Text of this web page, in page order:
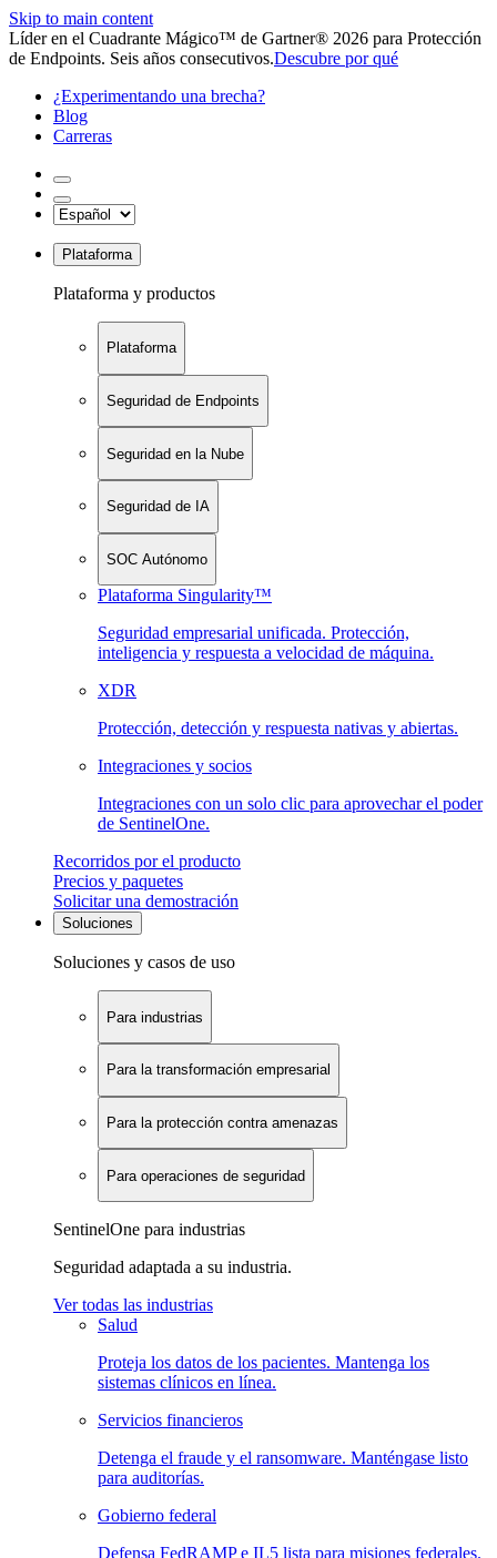
Skip to main content
Líder en el Cuadrante Mágico™ de Gartner® 2026 para Protección
de Endpoints. Seis años consecutivos.Descubre por qué
¿Experimentando una brecha?
Blog
Carreras
Plataforma
Plataforma y productos
Plataforma
Seguridad de Endpoints
Seguridad en la Nube
Seguridad de IA
SOC Autónomo
Plataforma Singularity™
Seguridad empresarial unificada. Protección,
inteligencia y respuesta a velocidad de máquina.
XDR
Protección, detección y respuesta nativas y abiertas.
Integraciones y socios
Integraciones con un solo clic para aprovechar el poder
de SentinelOne.
Recorridos por el producto
Precios y paquetes
Solicitar una demostración
Soluciones
Soluciones y casos de uso
Para industrias
Para la transformación empresarial
Para la protección contra amenazas
Para operaciones de seguridad
SentinelOne para industrias
Seguridad adaptada a su industria.
Ver todas las industrias
Salud
Proteja los datos de los pacientes. Mantenga los
sistemas clínicos en línea.
Servicios financieros
Detenga el fraude y el ransomware. Manténgase listo
para auditorías.
Gobierno federal
Defensa FedRAMP e IL5 lista para misiones federales.